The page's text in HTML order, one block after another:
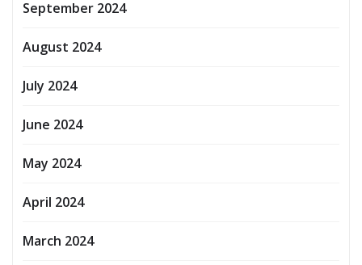
September 2024
August 2024
July 2024
June 2024
May 2024
April 2024
March 2024